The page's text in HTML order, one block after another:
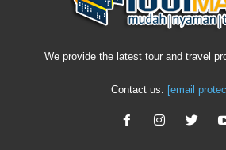
We provide the latest tour and travel
Contact us: [email